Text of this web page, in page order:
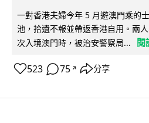
一對香港夫婦今年 5 月遊澳門乘的
池，拾遺不報並帶返香港自用。兩
次入境澳門時，被治安警察局...
閱
523 75 ↗ 分享